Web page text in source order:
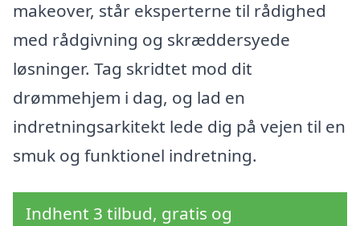
makeover, står eksperterne til rådighed
med rådgivning og skræddersyede
løsninger. Tag skridtet mod dit
drømmehjem i dag, og lad en
indretningsarkitekt lede dig på vejen til en
smuk og funktionel indretning.
Indhent 3 tilbud, gratis og